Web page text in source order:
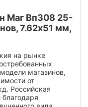
Маг Вп308 25-
7.62х51 мм,
на рынке
магазинов,
от
Российская